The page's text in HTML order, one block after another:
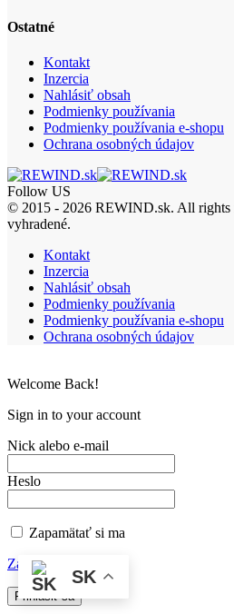
Ostatné
Kontakt
Inzercia
Nahlásiť obsah
Podmienky používania
Podmienky používania e-shopu
Ochrana osobných údajov
Follow US
© 2015 - 2026 REWIND.sk. All rights
vyhradené.
Kontakt
Inzercia
Nahlásiť obsah
Podmienky používania
Podmienky používania e-shopu
Ochrana osobných údajov
SK
Welcome Back!
Sign in to your account
Nick alebo e-mail
Heslo
Zapamätať si ma
Zabudnuté heslo?